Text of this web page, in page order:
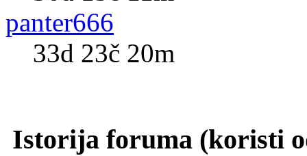
panter666
33d 23č 20m
Istorija foruma (koristi